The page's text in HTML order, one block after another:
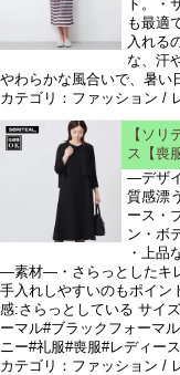
ト。・
も最適
入れる
な、汗
やわらかな風合いで、暑い
カテゴリ：ファッション /
【ソ
ス【喪
―デザ
質感漂
ース・
ン・ボ
・上品
―素材―・さらっとしたキ
手入れしやすいのもポイン
感:さらっとしている サイ
ーマル#ブラックフォーマ
ニー#礼服#喪服#レディー
カテゴリ：ファッション /